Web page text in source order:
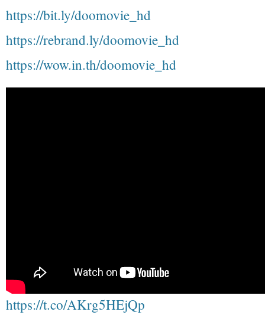
https://bit.ly/doomovie_hd
https://rebrand.ly/doomovie_hd
https://wow.in.th/doomovie_hd
https://t.co/AKrg5HEjQp